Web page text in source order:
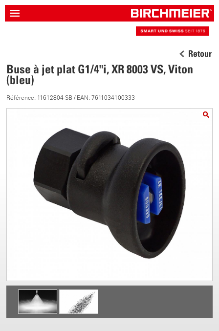
Retour
Buse à jet plat G1/4"i, XR 8003 VS, Viton
(bleu)
Référence: 11612804-SB / EAN: 7611034100333